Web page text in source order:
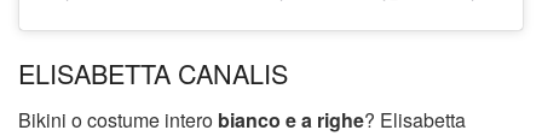
ELISABETTA CANALIS
Bikini o costume intero bianco e a righe? Elisabetta